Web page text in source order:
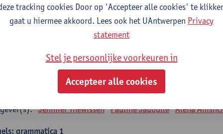
verplichte opleidingsonderdelen
Marilize Pretorius Alena Anishchanka
Taalbeheersing 2
2E SEM
Jennifer Thewissen Pauline Jadoulle Alena
grammatica 1
tracking cookies Door op 'Accepteer alle cookies' te
gaat u hiermee akkoord. Lees ook het UAntwerpen Privacy
statement
Stel je persoonlijke voorkeuren in
Accepteer alle cookies